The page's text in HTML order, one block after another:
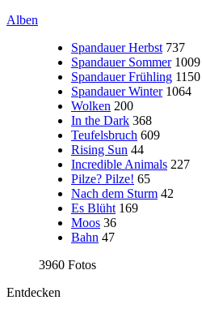
Alben
Spandauer Herbst 737
Spandauer Sommer 1009
Spandauer Frühling 1150
Spandauer Winter 1064
Wolken 200
In the Dark 368
Teufelsbruch 609
Rising Sun 44
Incredible Animals 227
Pilze? Pilze! 65
Nach dem Sturm 42
Es Blüht 169
Moos 36
Bahn 47
3960 Fotos
Entdecken